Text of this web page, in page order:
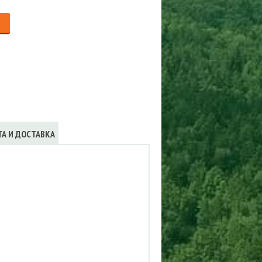
И ДОСТАВКА